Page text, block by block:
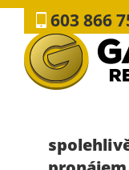
603 866